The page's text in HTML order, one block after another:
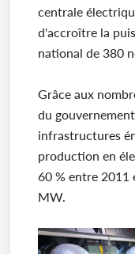
centrale
d'accroître la
national de 380
Grâce aux
du
infrastructures
production en
60 % entre 2011
MW.